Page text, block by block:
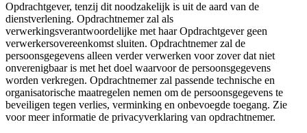
Opdrachtgever, tenzij dit noodzakelijk is uit de aard van de
dienstverlening. Opdrachtnemer zal als
verwerkingsverantwoordelijke met haar Opdrachtgever geen
verwerkersovereenkomst sluiten. Opdrachtnemer zal de
persoonsgegevens alleen verder verwerken voor zover dat niet
onverenigbaar is met het doel waarvoor de persoonsgegevens
worden verkregen. Opdrachtnemer zal passende technische en
organisatorische maatregelen nemen om de persoonsgegevens te
beveiligen tegen verlies, verminking en onbevoegde toegang. Zie
voor meer informatie de privacyverklaring van opdrachtnemer.